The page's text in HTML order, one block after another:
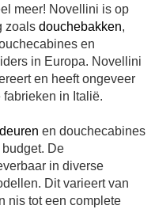
meer! Novellini is op
zoals douchebakken,
en
in Europa. Novellini
en heeft ongeveer
in Italië.
en douchecabines
De
in diverse
Dit varieert van
nis tot een complete